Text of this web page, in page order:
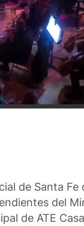
de Santa
del
de ATE